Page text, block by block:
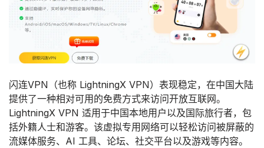
闪连VPN（也称 LightningX VPN）表现稳定，在中国大陆
提供了一种相对可用的免费方式来访问开放互联网。
LightningX VPN 适用于中国本地用户以及国际旅行者，包
括外籍人士和游客。该虚拟专用网络可以轻松访问被屏蔽的
流媒体服务、AI 工具、论坛、社交平台以及游戏等内容。